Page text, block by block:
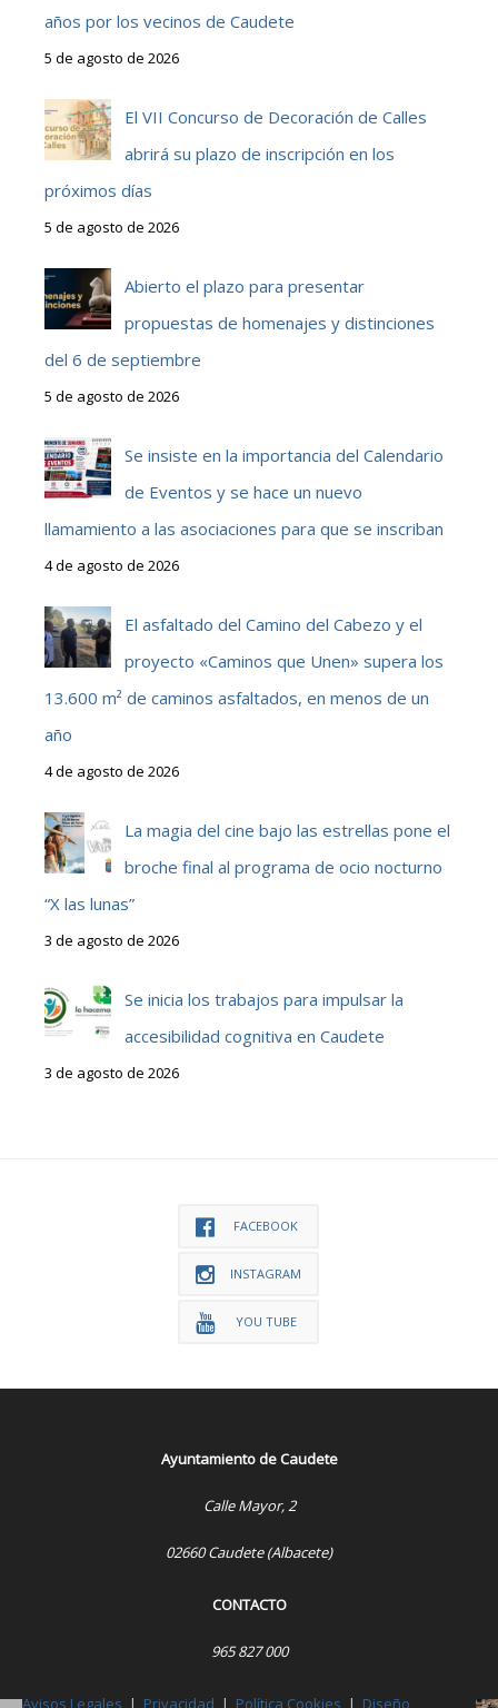
años por los vecinos de Caudete
5 de agosto de 2026
El VII Concurso de Decoración de Calles
abrirá su plazo de inscripción en los
próximos días
5 de agosto de 2026
Abierto el plazo para presentar
propuestas de homenajes y distinciones
del 6 de septiembre
5 de agosto de 2026
Se insiste en la importancia del Calendario
de Eventos y se hace un nuevo
llamamiento a las asociaciones para que se inscriban
4 de agosto de 2026
El asfaltado del Camino del Cabezo y el
proyecto «Caminos que Unen» supera los
13.600 m² de caminos asfaltados, en menos de un
año
4 de agosto de 2026
La magia del cine bajo las estrellas pone el
broche final al programa de ocio nocturno
“X las lunas”
3 de agosto de 2026
Se inicia los trabajos para impulsar la
accesibilidad cognitiva en Caudete
3 de agosto de 2026
FACEBOOK
INSTAGRAM
YOU TUBE
Ayuntamiento de Caudete
Calle Mayor, 2
02660 Caudete (Albacete)
CONTACTO
965 827 000
Avisos Legales | Privacidad | Política Cookies | Diseño